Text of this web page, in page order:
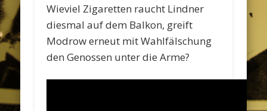
Wieviel Zigaretten raucht Lindner
diesmal auf dem Balkon, greift
Modrow erneut mit Wahlfälschung
den Genossen unter die Arme?